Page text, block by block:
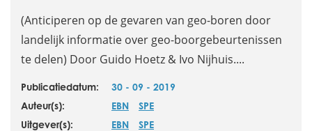
(Anticiperen op de gevaren van geo-boren door
landelijk informatie over geo-boorgebeurtenissen
te delen) Door Guido Hoetz & Ivo Nijhuis....
Publicatiedatum:
30 - 09 - 2019
Auteur(s):
EBN
SPE
Uitgever(s):
EBN
SPE